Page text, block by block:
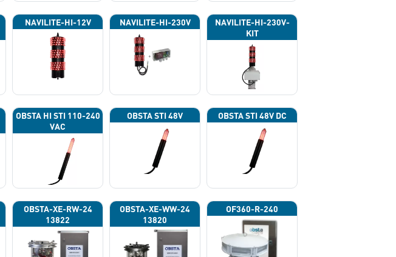
NAVILITE-HI-12V NAVILITE-HI-230V
NAVILITE-HI-230V-
KIT
OBSTA HI STI 110-240
VAC
OBSTA STI 48V OBSTA STI 48V DC
OBSTA-XE-RW-24
13822
OBSTA-XE-WW-24
13820
OF360-R-240